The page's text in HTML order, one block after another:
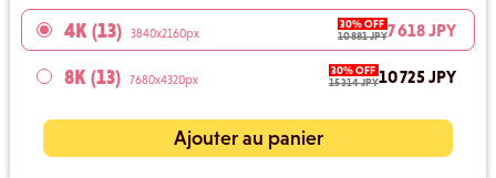
4K (13) 3840x2160px
30% OFF
10 881 JPY7 618 JPY
8K (13) 7680x4320px
30% OFF
15 314 JPY10 725 JPY
Ajouter au panier